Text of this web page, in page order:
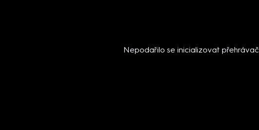
Nepodařilo se inicializovat přehrávač